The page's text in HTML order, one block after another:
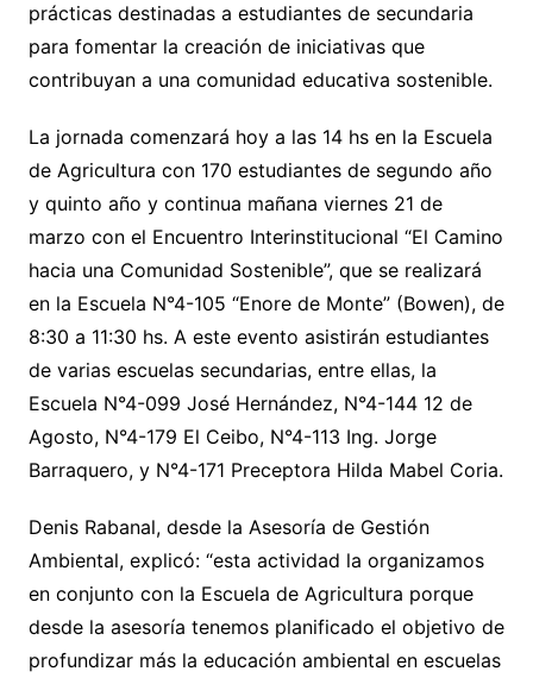
prácticas destinadas a estudiantes de secundaria
para fomentar la creación de iniciativas que
contribuyan a una comunidad educativa sostenible.
La jornada comenzará hoy a las 14 hs en la Escuela
de Agricultura con 170 estudiantes de segundo año
y quinto año y continua mañana viernes 21 de
marzo con el Encuentro Interinstitucional “El Camino
hacia una Comunidad Sostenible”, que se realizará
en la Escuela N°4-105 “Enore de Monte” (Bowen), de
8:30 a 11:30 hs. A este evento asistirán estudiantes
de varias escuelas secundarias, entre ellas, la
Escuela N°4-099 José Hernández, N°4-144 12 de
Agosto, N°4-179 El Ceibo, N°4-113 Ing. Jorge
Barraquero, y N°4-171 Preceptora Hilda Mabel Coria.
Denis Rabanal, desde la Asesoría de Gestión
Ambiental, explicó: “esta actividad la organizamos
en conjunto con la Escuela de Agricultura porque
desde la asesoría tenemos planificado el objetivo de
profundizar más la educación ambiental en escuelas